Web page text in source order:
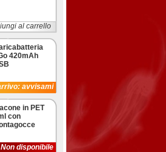
al carrello
420mAh
avvisami
in PET
con
Non disponibile